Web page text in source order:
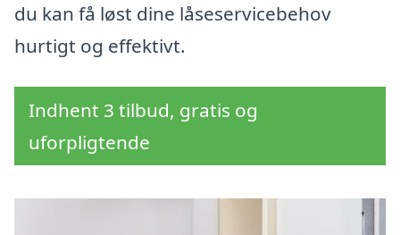
du kan få løst dine låseservicebehov
hurtigt og effektivt.
Indhent 3 tilbud, gratis og
uforpligtende